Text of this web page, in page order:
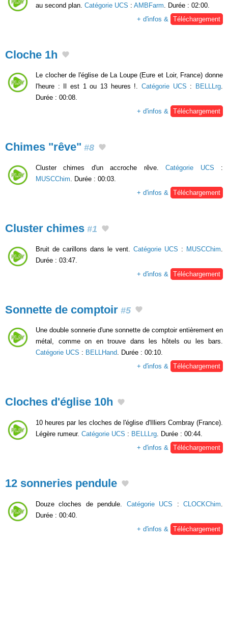
au second plan. Catégorie UCS : AMBFarm . Durée : 02:00.
+ d'infos &
Téléchargement
Cloche 1h
Le clocher de l'église de La Loupe (Eure et Loir, France) donne
l'heure : Il est 1 ou 13 heures !. Catégorie UCS : BELLLrg.
Durée : 00:08.
+ d'infos & Téléchargement
Chimes "rêve" #8
Cluster chimes d'un accroche rêve.Catégorie UCS :
MUSCChim . Durée : 00:03.
+ d'infos &
Téléchargement
Cluster chimes #1
Bruit de carillons dans le vent. Catégorie UCS : MUSCChim
Durée : 03:47.
+ d'infos &
Téléchargement
Sonnette de comptoir #5
Une double sonnerie d'une sonnette de comptoir entièrement en
métal, comme on en trouve dans les hôtels ou les bars.
Catégorie UCS : BELLHand. Durée : 00:10.
+ d'infos & Téléchargement
Cloches d'église 10h
10 heures par les cloches de l'église d'Illiers Combray (France).
Légère rumeur. Catégorie UCS : BELLLrg . Durée : 00:44.
+ d'infos &
Téléchargement
12 sonneries pendule
Douze cloches de pendule. Catégorie UCS :CLOCKChim
Durée : 00:40.
+ d'infos &
Téléchargement